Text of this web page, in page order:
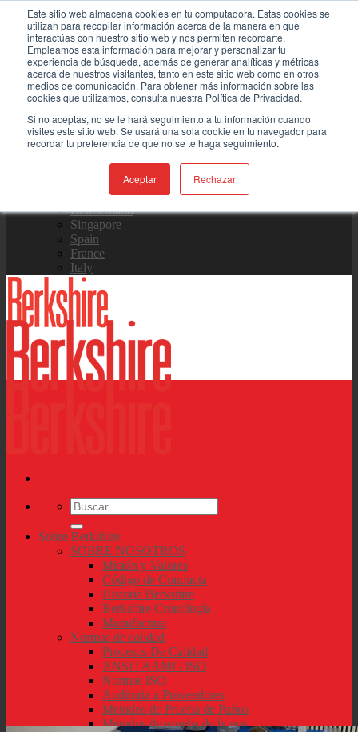
Este sitio web almacena cookies en tu computadora. Estas cookies se
utilizan para recopilar información acerca de la manera en que
interactúas con nuestro sitio web y nos permiten recordarte.
Empleamos esta información para mejorar y personalizar tu
experiencia de búsqueda, además de generar analíticas y métricas
acerca de nuestros visitantes, tanto en este sitio web como en otros
medios de comunicación. Para obtener más información sobre las
cookies que utilizamos, consulta nuestra Política de Privacidad.
Si no aceptas, no se le hará seguimiento a tu información cuando
visites este sitio web. Se usará una sola cookie en tu navegador para
recordar tu preferencia de que no se te haga seguimiento.
Aceptar Rechazar
Skip
content
Contáctenos
Equipo de Ventas
Global
US Site
Deutschland
Singapore
Spain
France
Italy
Buscar
por:
Sobre Berkshire
SOBRE NOSOTROS
Misión y Valores
Código de Conducta
Historia Berkshire
Berkshire Cronología
Manufactura
Normas de calidad
Procesos De Calidad
ANSI / AAMI / ISO
Normas ISO
Auditoría a Proveedores
Metodos de Prueba de Paños
Métodos de prueba de bonos